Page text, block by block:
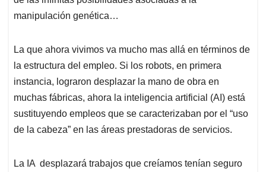
manipulación genética…
La que ahora vivimos va mucho mas allá en términos de
la estructura del empleo. Si los robots, en primera
instancia, lograron desplazar la mano de obra en
muchas fábricas, ahora la inteligencia artificial (AI) está
sustituyendo empleos que se caracterizaban por el “uso
de la cabeza” en las áreas prestadoras de servicios.
La IA desplazará trabajos que creíamos tenían seguro